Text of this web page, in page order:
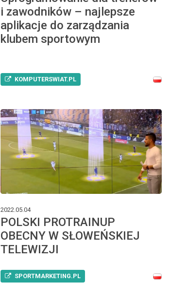
i zawodników – najlepsze
aplikacje do zarządzania
klubem sportowym
KOMPUTERSWIAT.PL
2022.05.04
POLSKI PROTRAINUP
OBECNY W SŁOWEŃSKIEJ
TELEWIZJI
SPORTMARKETING.PL